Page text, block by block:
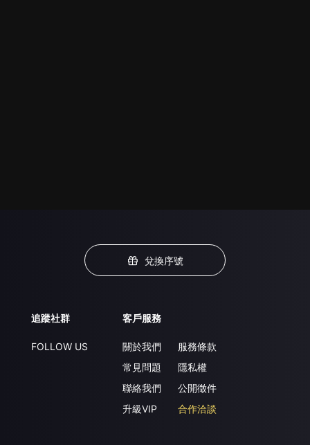
兌換序號
追蹤社群
FOLLOW US
客戶服務
關於我們
常見問題
聯絡我們
升級VIP
服務條款
隱私權
公開徵件
合作洽談